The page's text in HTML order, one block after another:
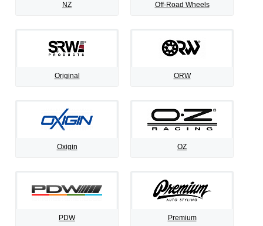
NZ Off-Road Wheels
Original ORW
Oxigin OZ
PDW Premium